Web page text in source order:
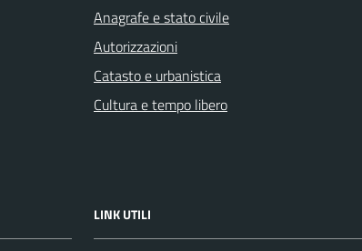
Anagrafe e stato civile
Autorizzazioni
Catasto e urbanistica
Cultura e tempo libero
LINK UTILI